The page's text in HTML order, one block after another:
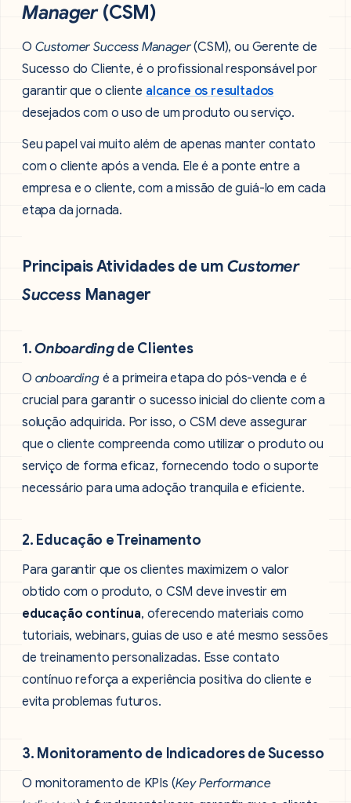
Manager(CSM)
O Customer Success Manager(CSM), ou Gerente de
Sucesso do Cliente, é o profissional responsável por
garantir que o cliente alcance os resultados
desejados com o uso de um produto ou serviço.
Seu papel vai muito além de apenas manter contato
com o cliente após a venda. Ele é a ponte entre a
empresa e o cliente, com a missão de guiá-lo em cada
etapa da jornada.
Principais Atividades de um Customer
Success Manager
1.Onboardingde Clientes
O onboardingé a primeira etapa do pós-venda e é
crucial para garantir o sucesso inicial do cliente com a
solução adquirida. Por isso, o CSM deve assegurar
que o cliente compreenda como utilizar o produto ou
serviço de forma eficaz, fornecendo todo o suporte
necessário para uma adoção tranquila e eficiente.
2. Educação e Treinamento
Para garantir que os clientes maximizem o valor
obtido com o produto, o CSM deve investir em
educação contínua, oferecendo materiais como
tutoriais, webinars, guias de uso e até mesmo sessões
de treinamento personalizadas. Esse contato
contínuo reforça a experiência positiva do cliente e
evita problemas futuros.
3. Monitoramento de Indicadores de Sucesso
O monitoramento de KPIs (Key Performance